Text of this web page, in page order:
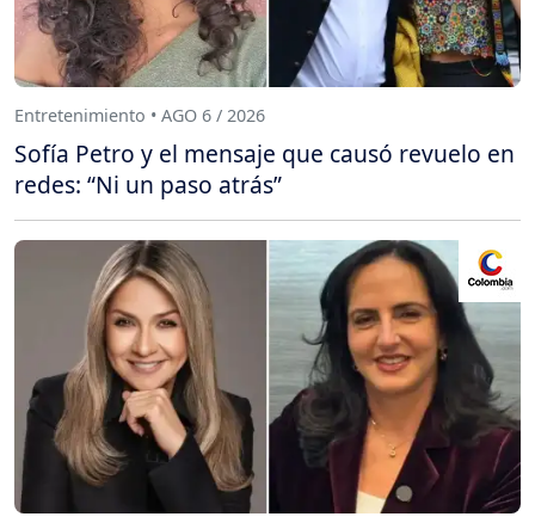
Entretenimiento • AGO 6 / 2026
Sofía Petro y el mensaje que causó revuelo en
redes: “Ni un paso atrás”